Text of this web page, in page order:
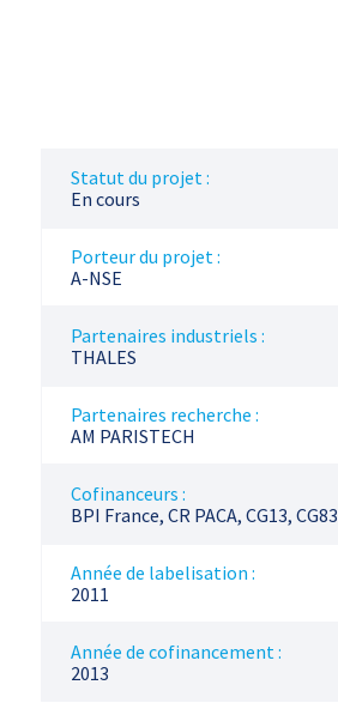
Statut du projet :
En cours
Porteur du projet :
A-NSE
Partenaires industriels :
THALES
Partenaires recherche :
AM PARISTECH
Cofinanceurs :
BPI France, CR PACA, CG13, CG83
Année de labelisation :
2011
Année de cofinancement :
2013